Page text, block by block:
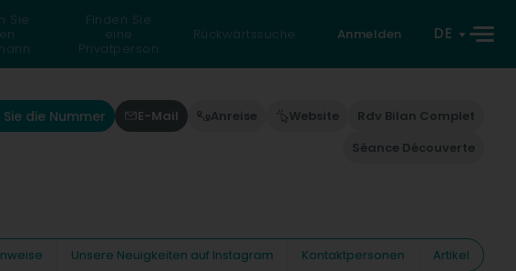
Sie
Finden Sie
eine
Privatperson
Rückwärtssuche Anmelden DE
Sie die Nummer E-Mail Anreise Website
Rdv Bilan Complet
Séance Découverte
Unsere Neuigkeiten auf Instagram Kontaktpersonen
Artikel